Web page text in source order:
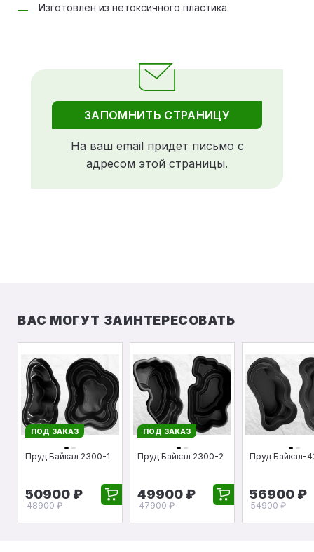
Изготовлен из нетоксичного пластика.
ЗАПОМНИТЬ СТРАНИЦУ
На ваш email придет письмо с
адресом этой страницы.
ВАС МОГУТ ЗАИНТЕРЕСОВАТЬ
ПОД ЗАКАЗ
Пруд Байкал 2300-1
50900 ₽
48900 ₽
ПОД ЗАКАЗ
Пруд Байкал 2300-2
49900 ₽
47900 ₽
Пруд Байкал-
56900 ₽
54900 ₽